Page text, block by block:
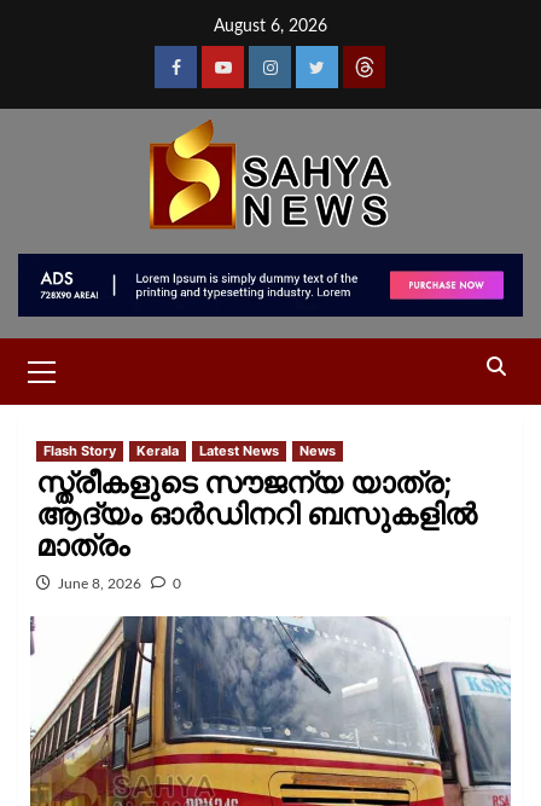
August 6, 2026
Flash Story Kerala Latest News News
സ്ത്രീകളുടെ സൗജന്യ യാത്ര;
ആദ്യം ഓര്‍ഡിനറി ബസുകളില്‍
മാത്രം
June 8, 2026 0